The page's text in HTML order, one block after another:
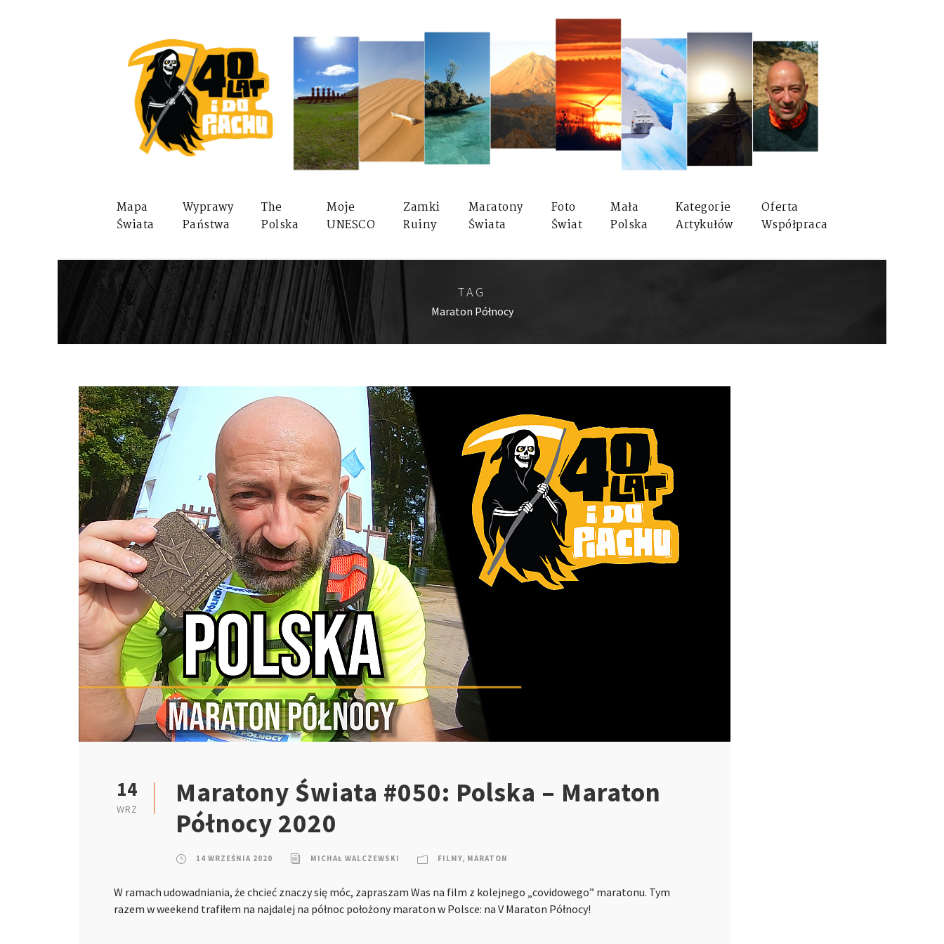
Mapa
Świata
Wyprawy
Państwa
The
Polska
Moje
UNESCO
Zamki
Ruiny
Maratony
Świata
Foto
Świat
Mała
Polska
Kategorie
Artykułów
Oferta
Współpraca
TAG
Maraton Północy
14
WRZ
Maratony Świata #050: Polska – Maraton
Północy 2020
14 WRZEŚNIA 2020 MICHAŁ WALCZEWSKI FILMY, MARATON
W ramach udowadniania, że chcieć znaczy się móc, zapraszam Was na film z kolejnego „covidowego” maratonu. Tym
razem w weekend trafiłem na najdalej na północ położony maraton w Polsce: na V Maraton Północy!